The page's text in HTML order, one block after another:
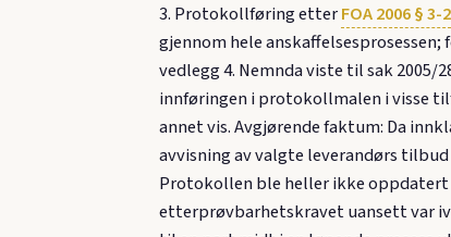
3. Protokollføring etterFOA 2006 § 3-2
gjennom hele
vedlegg 4. Nemnda viste til sak
innføringen i protokollmalen i visse
annet vis. Avgjørende faktum: Da
avvisning av valgte leverandørs
Protokollen ble heller ikke oppdatert
etterprøvbarhetskravet uansett var